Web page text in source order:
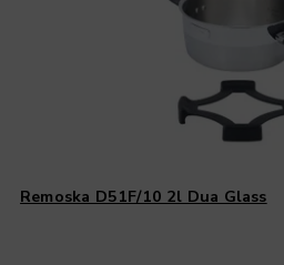
Remoska D51F/10 2l Dua Glass